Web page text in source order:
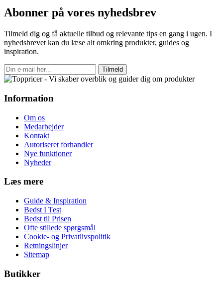
Abonner på vores nyhedsbrev
Tilmeld dig og få aktuelle tilbud og relevante tips en gang i ugen. I
nyhedsbrevet kan du læse alt omkring produkter, guides og
inspiration.
Tilmeld
Information
Om os
Medarbejder
Kontakt
Autoriseret forhandler
Nye funktioner
Nyheder
Læs mere
Guide & Inspiration
Bedst I Test
Bedst til Prisen
Ofte stillede spørgsmål
Cookie- og Privatlivspolitik
Retningslinjer
Sitemap
Butikker